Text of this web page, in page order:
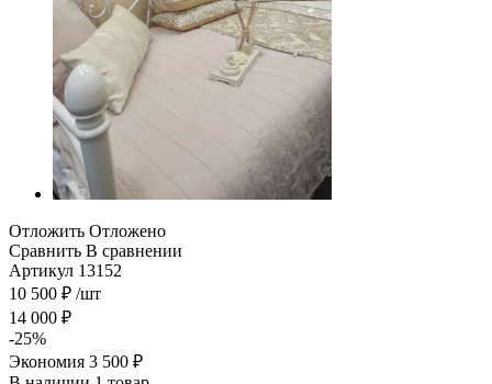
Отложить Отложено
Сравнить В сравнении
Артикул 13152
10 500 ₽ /шт
14 000 ₽
-25%
Экономия 3 500 ₽